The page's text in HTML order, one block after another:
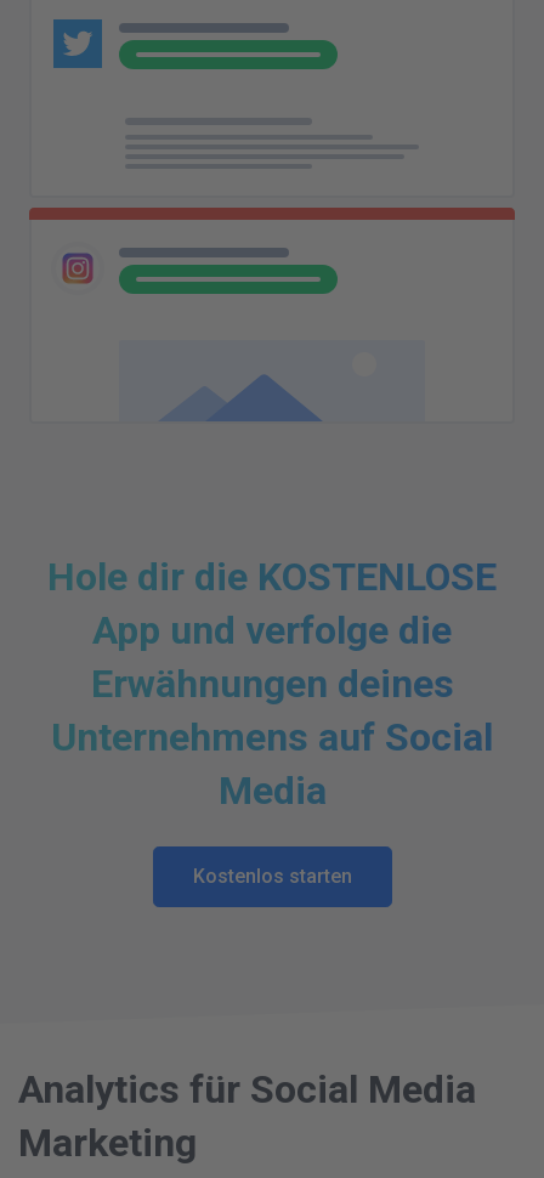
Hole dir die KOSTENLOSE
App und verfolge die
Erwähnungen deines
Unternehmens auf Social
Media
Kostenlos starten
Analytics für Social Media
Marketing